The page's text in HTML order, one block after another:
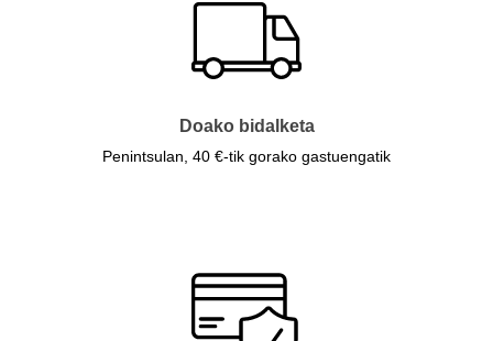
Doako bidalketa
Penintsulan, 40 €-tik gorako gastuengatik